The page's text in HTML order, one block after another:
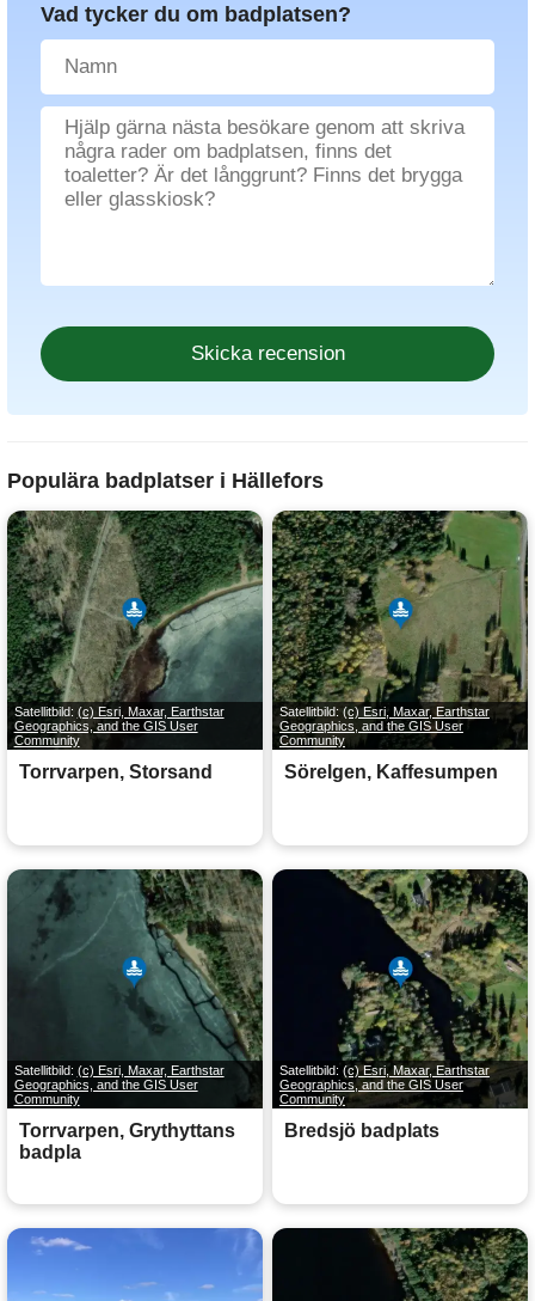
Vad tycker du om badplatsen?
Populära badplatser i Hällefors
Satellitbild: (c) Esri, Maxar, Earthstar
Geographics, and the GIS User
Community
Torrvarpen, Storsand
Satellitbild: (c) Esri, Maxar, Earthstar
Geographics, and the GIS User
Community
Sörelgen, Kaffesumpen
Satellitbild: (c) Esri, Maxar, Earthstar
Geographics, and the GIS User
Community
Torrvarpen, Grythyttans
badpla
Satellitbild: (c) Esri, Maxar, Earthstar
Geographics, and the GIS User
Community
Bredsjö badplats